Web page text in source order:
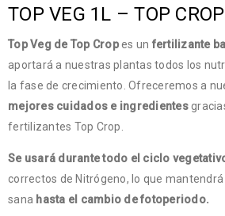
TOP VEG 1L – TOP CROP
Top Veg de Top Cropes un fertilizante
aportará a nuestras plantas todos los
la fase de crecimiento. Ofreceremos a
mejores cuidados e ingredientes
fertilizantes Top Crop.
Se usará durante todo el ciclo
correctos de Nitrógeno, lo que
sana hasta el cambio de fotoperiodo.